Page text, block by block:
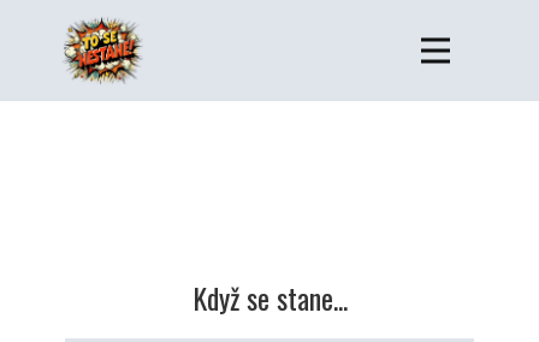
Když se stane...